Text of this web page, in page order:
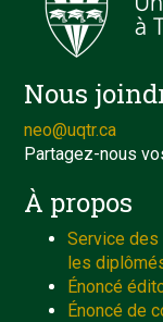
Nous
neo@uqtr.ca
Partagez-nous
À propos
Service
les
Énoncé
Énoncé de